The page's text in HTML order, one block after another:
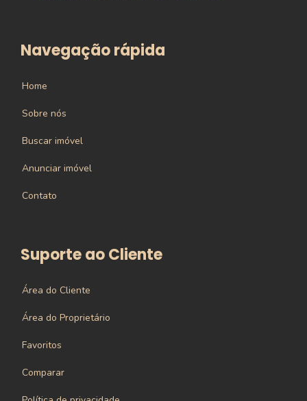
Navegação rápida
Home
Sobre nós
Buscar imóvel
Anunciar imóvel
Contato
Suporte ao Cliente
Área do Cliente
Área do Proprietário
Favoritos
Comparar